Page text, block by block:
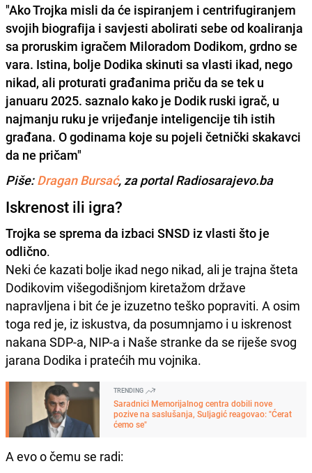
"Ako Trojka misli da će ispiranjem i centrifugiranjem
svojih biografija i savjesti abolirati sebe od koaliranja
sa proruskim igračem Miloradom Dodikom, grdno se
vara. Istina, bolje Dodika skinuti sa vlasti ikad, nego
nikad, ali proturati građanima priču da se tek u
januaru 2025. saznalo kako je Dodik ruski igrač, u
najmanju ruku je vrijeđanje inteligencije tih istih
građana. O godinama koje su pojeli četnički skakavci
da ne pričam"
Piše:Dragan Bursać, za portal Radiosarajevo.ba
Iskrenost ili igra?
Trojka se sprema da izbaci SNSD iz vlasti što je
odlično.
Neki će kazati bolje ikad nego nikad, ali je trajna šteta
Dodikovim višegodišnjom kiretažom države
napravljena i bit će je izuzetno teško popraviti. A osim
toga red je, iz iskustva, da posumnjamo i u iskrenost
nakana SDP-a, NIP-a i Naše stranke da se riješe svog
jarana Dodika i pratećih mu vojnika.
TRENDING
Saradnici Memorijalnog centra dobili nove
pozive na saslušanja, Suljagić reagovao: "Ćerat
ćemo se"
A evo o čemu se radi: